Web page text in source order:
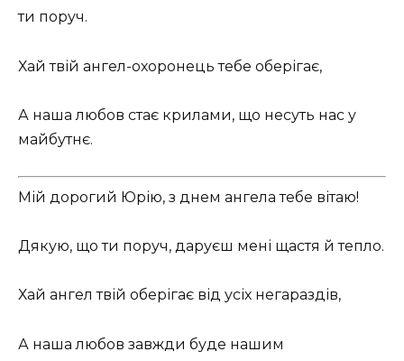
ти поруч.
Хай твій ангел-охоронець тебе оберігає,
А наша любов стає крилами, що несуть нас у
майбутнє.
Мій дорогий Юрію, з днем ангела тебе вітаю!
Дякую, що ти поруч, даруєш мені щастя й тепло.
Хай ангел твій оберігає від усіх негараздів,
А наша любов завжди буде нашим